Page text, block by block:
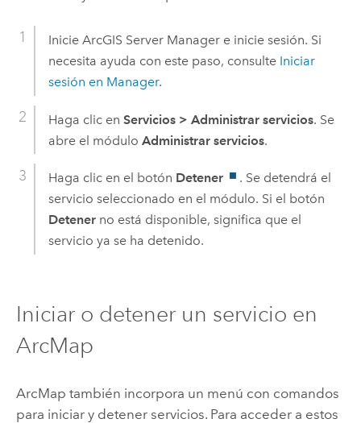
Inicie ArcGIS ServerManager e inicie sesión. Si
necesita ayuda con este paso, consulte Iniciar
sesión en Manager.
Haga clic en Servicios > Administrar servicios. Se
abre el módulo Administrar servicios.
Haga clic en el botón Detener
. Se detendrá el
servicio seleccionado en el módulo. Si el botón
Detenerno está disponible, significa que el
servicio ya se ha detenido.
Iniciar o detener un servicio en
ArcMap
ArcMap también incorpora un menú con comandos
para iniciar y detener servicios. Para acceder a estos